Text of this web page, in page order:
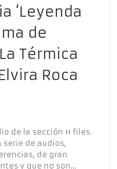
‘Leyenda
de
Térmica
Roca
de la sección H files.
serie de audios,
de gran
y que no son…